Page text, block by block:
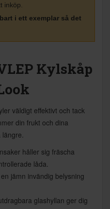
inköp
i ett exemplar så det
Kylskåp
väldigt effektivt och tack
din frukt och dina
håller sig fräscha
låda.
jämn invändig belysning
glashyllan ger dig